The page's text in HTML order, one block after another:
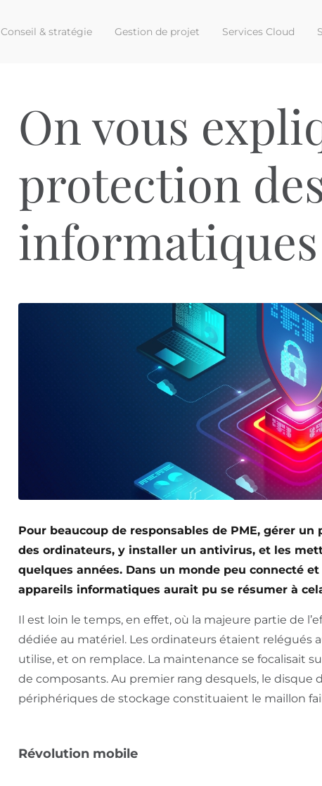
Conseil & stratégie Gestion de projet Services Cloud
On vous
protection
informatiques
Pour beaucoup de responsables de PME, gérer
des ordinateurs, y installer un antivirus, et les
quelques années. Dans un monde peu connecté
appareils informatiques aurait pu se résumer à
Il est loin le temps, en effet, où la majeure partie de
dédiée au matériel. Les ordinateurs étaient relégués
utilise, et on remplace. La maintenance se focalisait
de composants. Au premier rang desquels, le disque
périphériques de stockage constituaient le maillon
Révolution mobile